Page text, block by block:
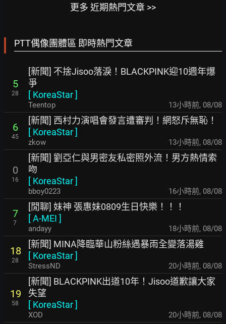
更多 近期熱門文章 >>
PTT偶像團體區 即時熱門文章
5
28
[新聞] 不捨Jisoo落淚！BLACKPINK迎10週年爆
爭
[ KoreaStar]
Teentop 13小時前, 08/08
6
45
[新聞] 西村力演唱會發言遭審判！網怒斥無恥！
[ KoreaStar]
zkow 13小時前, 08/08
0
16
[新聞] 劉亞仁與男密友私密照外流！男方熱情索
吻
[ KoreaStar]
bboy0223 16小時前, 08/08
7
7
[閒聊] 妹神 張惠妹0809生日快樂！！！
[A-MEI ]
andayy 18小時前, 08/08
18
28
[新聞] MINA降臨華山粉絲遇暴雨全變落湯雞
[ KoreaStar]
StressND 20小時前, 08/08
19
58
[新聞] BLACKPINK出道10年！Jisoo道歉讓大家
失望
[ KoreaStar]
XOD 20小時前, 08/08